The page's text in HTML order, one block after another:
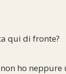
qui di fronte?
ho neppure